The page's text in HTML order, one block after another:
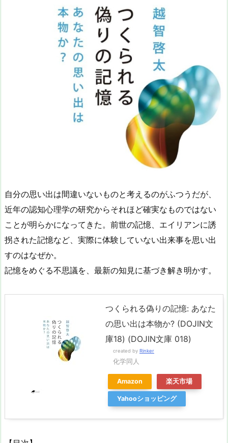
st e
a
d
s
m
bl
r
b
o
ar
d
n
dr
o
p.
io
自分の思い出は間違いないものと考えるのがふつうだが、
近年の認知心理学の研究からそれほど確実なものではない
ことが明らかになってきた。前世の記憶、エイリアンに誘
拐された記憶など、実際に体験していない出来事を思い出
すのはなぜか。
記憶をめぐる不思議を、最新の知見に基づき解き明かす。
つくられる偽りの記憶: あなた
の思い出は本物か? (DOJIN文
庫18) (DOJIN文庫 018)
created by Rinker
化学同人
Amazon 楽天市場
Yahooショッピング